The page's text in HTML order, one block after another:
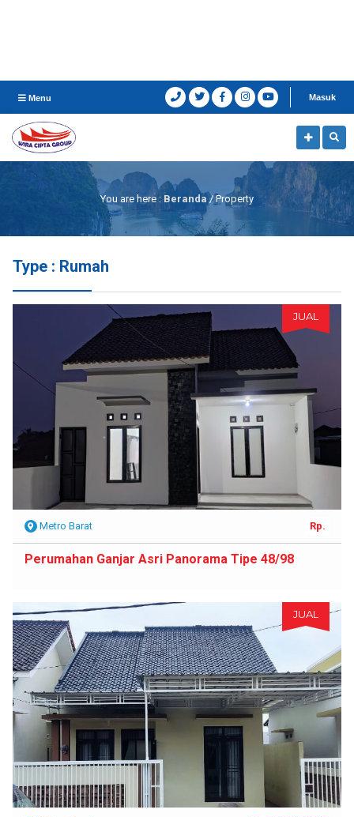
Menu Masuk
You are here : Beranda /Property
Type : Rumah
JUAL
Metro Barat Rp.
Perumahan Ganjar Asri Panorama Tipe 48/98
JUAL